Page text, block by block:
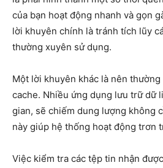
của bạn hoạt động nhanh và gọn
lời khuyên chính là tránh tích lũy
thường xuyên sử dụng.
Một lời khuyên khác là nên
cache. Nhiều ứng dụng lưu trữ dữ
gian, sẽ chiếm dung lượng không
này giúp hệ thống hoạt động trơn
Việc kiểm tra các tệp tin nhận